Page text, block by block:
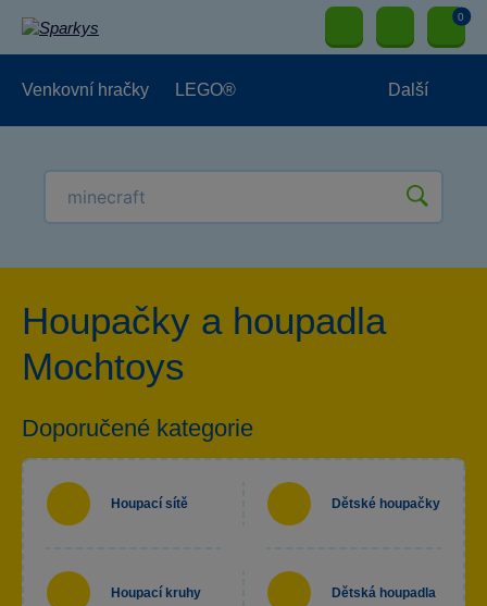
0
Venkovní hračky LEGO® Další
Houpačky a houpadla
Mochtoys
Doporučené kategorie
Houpací sítě Dětské houpačky
Houpací kruhy Dětská houpadla